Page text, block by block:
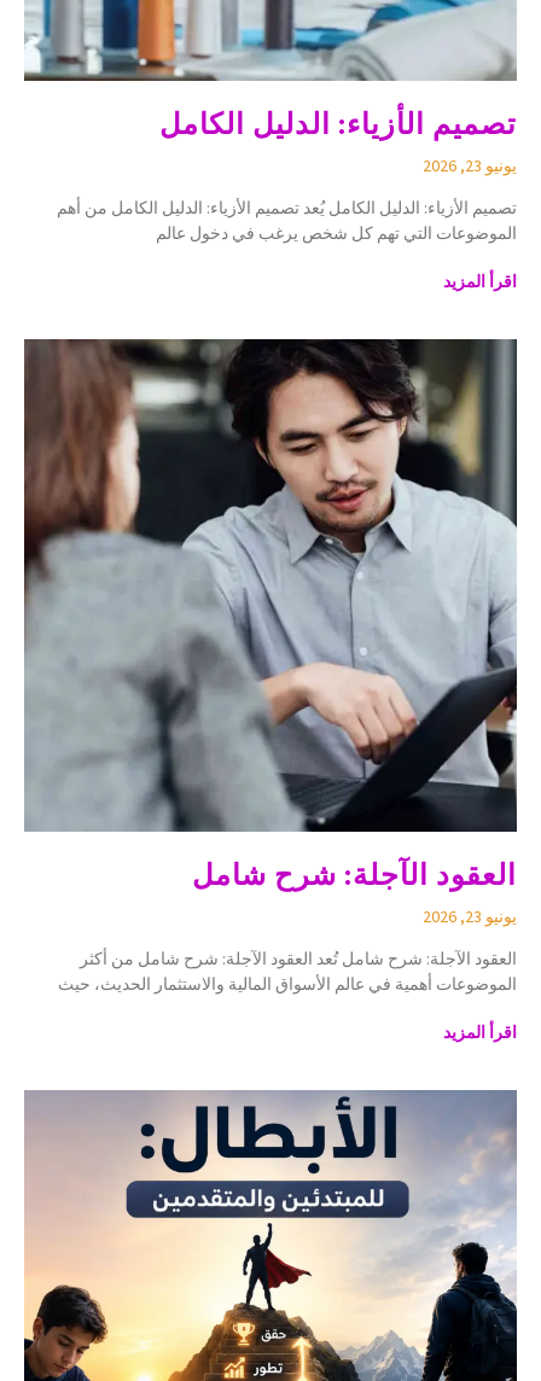
تصميم الأزياء: الدليل الكامل
يونيو 23, 2026
تصميم الأزياء: الدليل الكامل يُعد تصميم الأزياء: الدليل الكامل من أهم
الموضوعات التي تهم كل شخص يرغب في دخول عالم
اقرأ المزيد
العقود الآجلة: شرح شامل
يونيو 23, 2026
العقود الآجلة: شرح شامل تُعد العقود الآجلة: شرح شامل من أكثر
الموضوعات أهمية في عالم الأسواق المالية والاستثمار الحديث، حيث
اقرأ المزيد